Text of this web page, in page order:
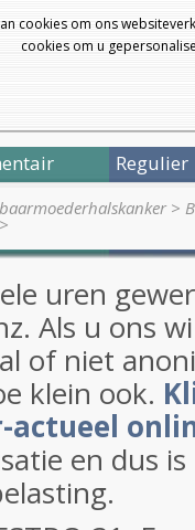
cookies om ons
cookies om u
Regulier
>
>
uren
Als u ons
of niet
klein ook.
en dus